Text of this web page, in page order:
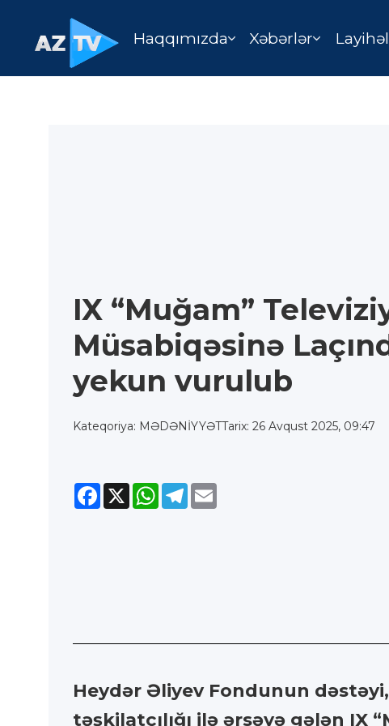
Haqqımızda Xəbərlər
IX “Muğam”
Müsabiqəsinə
yekun vurulub
Kateqoriya: MƏDƏNİYYƏTTarix: 26 Avqust 2025, 09:47
Facebook
X WhatsApp
Telegram
Heydər Əliyev Fondunun
təşkilatçılığı ilə ərsəyə gələn IX